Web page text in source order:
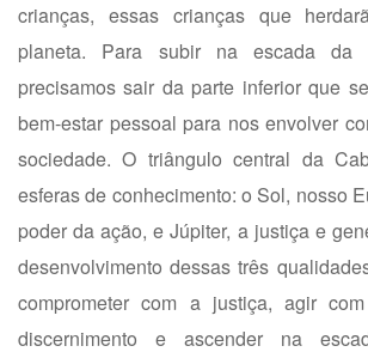
crianças, essas crianças que
planeta. Para subir na escada da
precisamos sair da parte inferior que
bem-estar pessoal para nos envolver
sociedade. O triângulo central da
esferas de conhecimento: o Sol, nosso
poder da ação, e Júpiter, a justiça e
desenvolvimento dessas três
comprometer com a justiça, agir
discernimento e ascender na